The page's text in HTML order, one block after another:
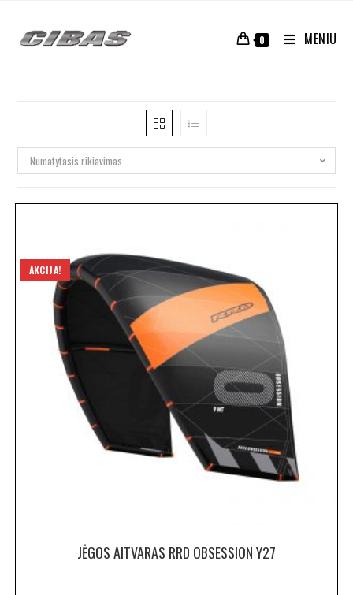
0 MENIU
Numatytasis rikiavimas
AKCIJA!
JĖGOS AITVARAS RRD OBSESSION Y27